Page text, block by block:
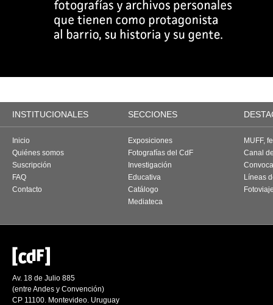
INSTITUCIONALES SECCIONES
Inicio
Quiénes somos
Suscripción
FAQ
Contacto
Exposiciones
Fotografías del CdF
Investigación
Educativa
Catálogo
Mediateca
MUFF,
Canal
Líneas
Av. 18 de Julio 885
(entre Andes y Convención)
CP 11100. Montevideo. Uruguay